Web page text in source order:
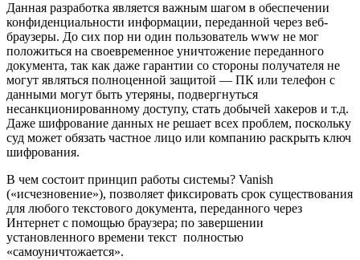
Данная разработка является важным шагом в обеспечении
конфиденциальности информации, переданной через веб-
браузеры. До сих пор ни один пользователь www не мог
положиться на своевременное уничтожение переданного
документа, так как даже гарантии со стороны получателя не
могут являться полноценной защитой — ПК или телефон с
данными могут быть утеряны, подвергнуться
несанкционированному доступу, стать добычей хакеров и т.д.
Даже шифрование данных не решает всех проблем, поскольку
суд может обязать частное лицо или компанию раскрыть ключ
шифрования.
В чем состоит принцип работы системы? Vanish
(«исчезновение»), позволяет фиксировать срок существования
для любого текстового документа, переданного через
Интернет с помощью браузера; по завершении
установленного времени текст полностью
«самоуничтожается».